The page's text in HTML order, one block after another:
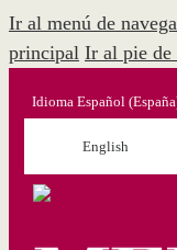
Ir al menú de
principal Ir al pie de
Idioma Español
English